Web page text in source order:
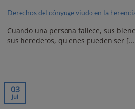
Derechos del cónyuge viudo en la
Cuando una persona fallece, sus
sus herederos, quienes pueden ser
03
Jul